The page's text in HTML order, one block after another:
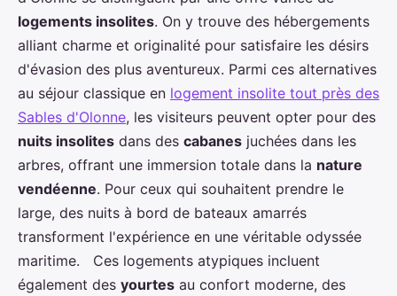
logements insolites. On y trouve des hébergements
alliant charme et originalité pour satisfaire les désirs
d'évasion des plus aventureux. Parmi ces alternatives
au séjour classique en logement insolite tout près des
Sables d'Olonne, les visiteurs peuvent opter pour des
nuits insolites dans des cabanes juchées dans les
arbres, offrant une immersion totale dans la nature
vendéenne. Pour ceux qui souhaitent prendre le
large, des nuits à bord de bateaux amarrés
transforment l'expérience en une véritable odyssée
maritime. Ces logements atypiques incluent
également des yourtes au confort moderne, des